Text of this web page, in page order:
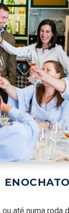
até numa roda